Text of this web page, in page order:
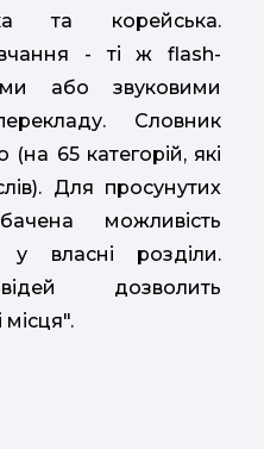
та корейська.
- ті ж flash-
або звуковими
Словник
65 категорій, які
Для просунутих
можливість
у власні розділи.
дозволить